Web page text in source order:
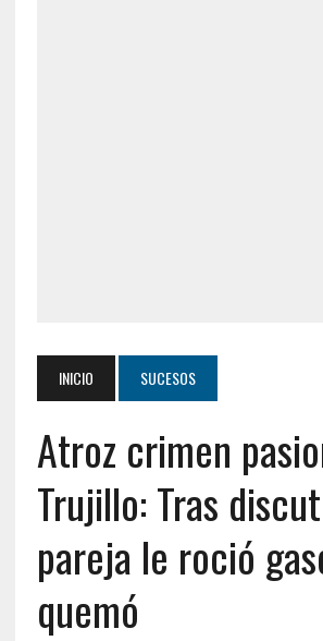
INICIO SUCESOS
Atroz crimen
Trujillo: Tras
pareja le roció
quemó